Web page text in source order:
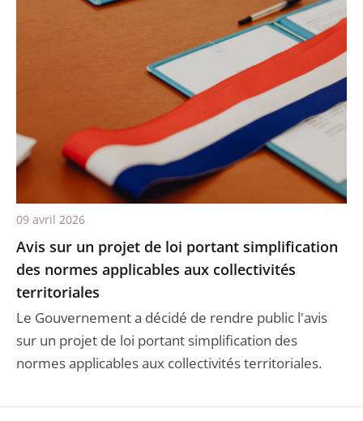
Avis sur un projet de loi portant simplification
des normes applicables aux collectivités
territoriales
Le Gouvernement a décidé de rendre public l'avis
sur un projet de loi portant simplification des
normes applicables aux collectivités territoriales.
09 avril 2026